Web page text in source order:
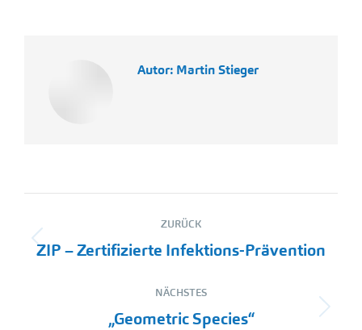
Autor: Martin Stieger
Kommentarnavigation
ZURÜCK
Vorheriger
ZIP – Zertifizierte Infektions-Prävention
NÄCHSTES
Nächster
„Geometric Species“